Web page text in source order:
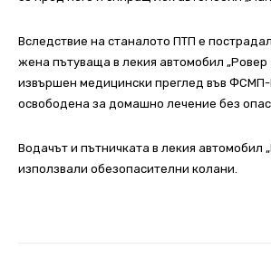
Вследствие на станалото ПТП е
жена пътуваща в лекия автомобил „Ровер
извършен медицински преглед във ФСМП-
освободена за домашно лечение без
Водачът и пътничката в лекия автомобил
използвали обезопасителни колани.